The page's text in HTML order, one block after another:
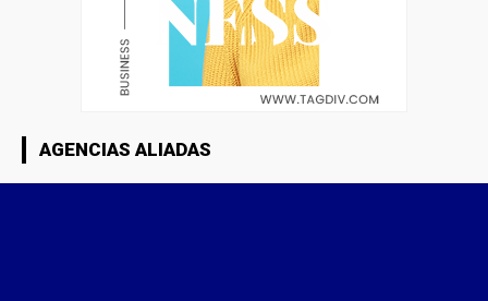
AGENCIAS ALIADAS